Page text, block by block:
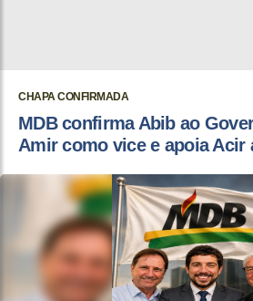
CHAPA CONFIRMADA
MDB confirma Abib ao
Amir como vice e apoia Acir